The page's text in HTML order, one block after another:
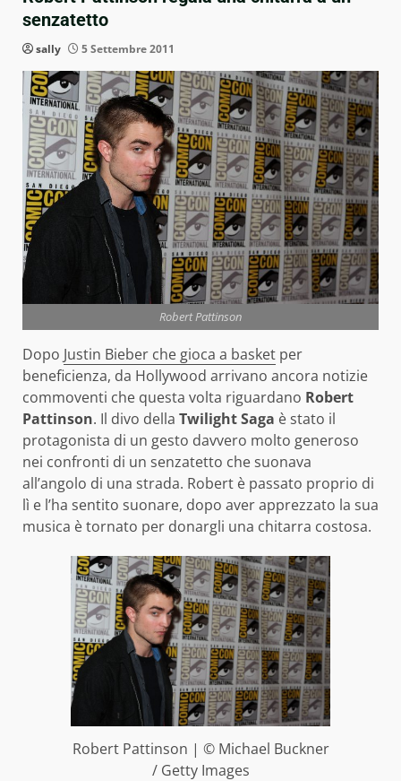
senzatetto
sally 5 Settembre 2011
Robert Pattinson
Dopo Justin Bieber che gioca a basket per
beneficienza, da Hollywood arrivano ancora notizie
commoventi che questa volta riguardano Robert
Pattinson. Il divo della Twilight Saga è stato il
protagonista di un gesto davvero molto generoso
nei confronti di un senzatetto che suonava
all’angolo di una strada. Robert è passato proprio di
lì e l’ha sentito suonare, dopo aver apprezzato la sua
musica è tornato per donargli una chitarra costosa.
Robert Pattinson | © Michael Buckner
/ Getty Images